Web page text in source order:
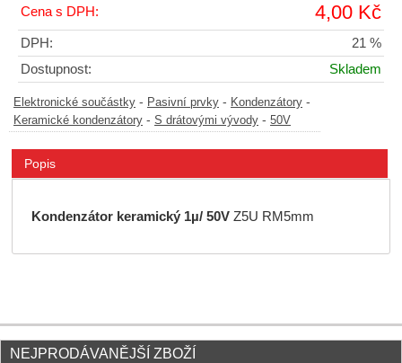
Cena s DPH: 4,00 Kč
DPH:
21 %
Dostupnost:
Skladem
Elektronické součástky - Pasivní prvky - Kondenzátory -
Keramické kondenzátory - S drátovými vývody - 50V
Popis
Kondenzátor keramický 1µ/ 50VZ5U RM5mm
NEJPRODÁVANĚJŠÍ ZBOŽÍ